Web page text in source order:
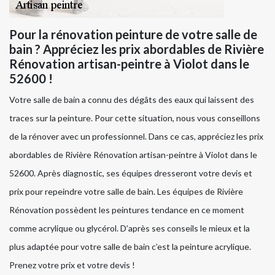
Pour la rénovation peinture de votre salle de
bain ? Appréciez les prix abordables de Rivière
Rénovation artisan-peintre à Violot dans le
52600 !
Votre salle de bain a connu des dégâts des eaux qui laissent des
traces sur la peinture. Pour cette situation, nous vous conseillons
de la rénover avec un professionnel. Dans ce cas, appréciez les prix
abordables de Rivière Rénovation artisan-peintre à Violot dans le
52600. Après diagnostic, ses équipes dresseront votre devis et
prix pour repeindre votre salle de bain. Les équipes de Rivière
Rénovation possèdent les peintures tendance en ce moment
comme acrylique ou glycérol. D’après ses conseils le mieux et la
plus adaptée pour votre salle de bain c’est la peinture acrylique.
Prenez votre prix et votre devis !